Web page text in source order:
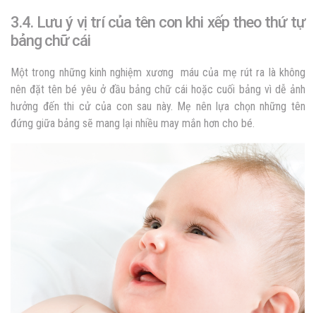
3.4. Lưu ý vị trí của tên con khi xếp theo thứ tự
bảng chữ cái
Một trong những kinh nghiệm xương máu của mẹ rút ra là không
nên đặt tên bé yêu ở đầu bảng chữ cái hoặc cuối bảng vì dễ ảnh
hưởng đến thi cử của con sau này. Mẹ nên lựa chọn những tên
đứng giữa bảng sẽ mang lại nhiều may mắn hơn cho bé.